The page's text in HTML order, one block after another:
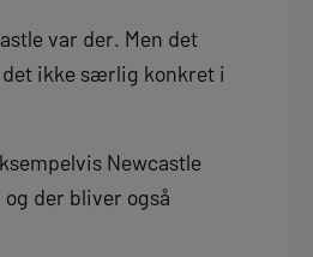
var der. Men det
det ikke særlig konkret i
Newcastle
der bliver også